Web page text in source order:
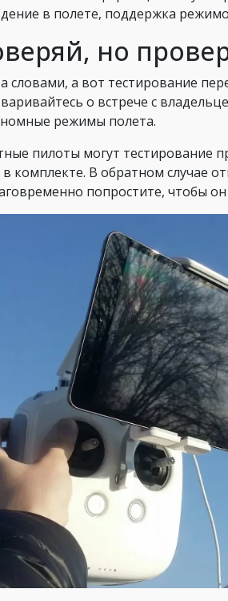
в полете, поддержка
но
словами, а вот тестирование
о встрече с
режимы полета.
пилоты могут тестирование
в комплекте. В обратном случае
попростите, чтобы